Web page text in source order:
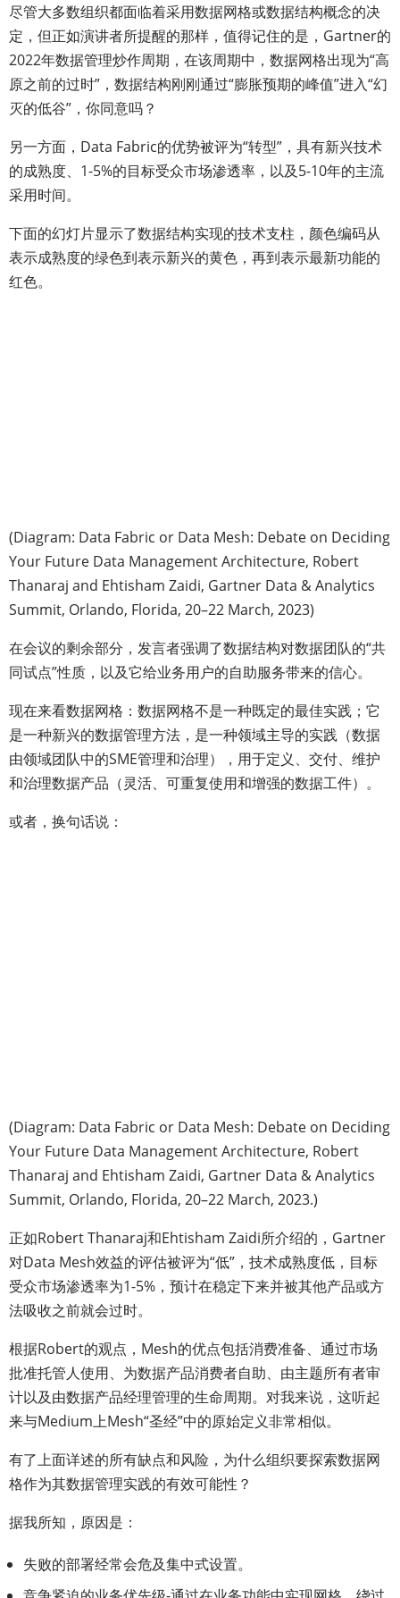
尽管大多数组织都面临着采用数据网格或数据结构概念的决
定，但正如演讲者所提醒的那样，值得记住的是，Gartner的
2022年数据管理炒作周期，在该周期中，数据网格出现为“高
原之前的过时”，数据结构刚刚通过“膨胀预期的峰值”进入“幻
灭的低谷”，你同意吗？
另一方面，Data Fabric的优势被评为“转型”，具有新兴技术
的成熟度、1-5%的目标受众市场渗透率，以及5-10年的主流
采用时间。
下面的幻灯片显示了数据结构实现的技术支柱，颜色编码从
表示成熟度的绿色到表示新兴的黄色，再到表示最新功能的
红色。
(Diagram: Data Fabric or Data Mesh: Debate on Deciding
Your Future Data Management Architecture, Robert
Thanaraj and Ehtisham Zaidi, Gartner Data & Analytics
Summit, Orlando, Florida, 20–22 March, 2023)
在会议的剩余部分，发言者强调了数据结构对数据团队的“共
同试点”性质，以及它给业务用户的自助服务带来的信心。
现在来看数据网格：数据网格不是一种既定的最佳实践；它
是一种新兴的数据管理方法，是一种领域主导的实践（数据
由领域团队中的SME管理和治理），用于定义、交付、维护
和治理数据产品（灵活、可重复使用和增强的数据工件）。
或者，换句话说：
(Diagram: Data Fabric or Data Mesh: Debate on Deciding
Your Future Data Management Architecture, Robert
Thanaraj and Ehtisham Zaidi, Gartner Data & Analytics
Summit, Orlando, Florida, 20–22 March, 2023.)
正如Robert Thanaraj和Ehtisham Zaidi所介绍的，Gartner
对Data Mesh效益的评估被评为“低”，技术成熟度低，目标
受众市场渗透率为1-5%，预计在稳定下来并被其他产品或方
法吸收之前就会过时。
根据Robert的观点，Mesh的优点包括消费准备、通过市场
批准托管人使用、为数据产品消费者自助、由主题所有者审
计以及由数据产品经理管理的生命周期。对我来说，这听起
来与Medium上Mesh“圣经”中的原始定义非常相似。
有了上面详述的所有缺点和风险，为什么组织要探索数据网
格作为其数据管理实践的有效可能性？
据我所知，原因是：
失败的部署经常会危及集中式设置。